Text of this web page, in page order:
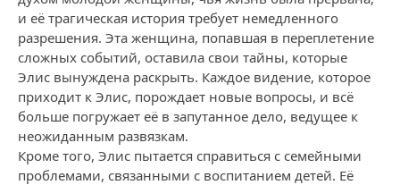
и её трагическая история требует немедленного
разрешения. Эта женщина, попавшая в переплетение
сложных событий, оставила свои тайны, которые
Элис вынуждена раскрыть. Каждое видение, которое
приходит к Элис, порождает новые вопросы, и всё
больше погружает её в запутанное дело, ведущее к
неожиданным развязкам.
Кроме того, Элис пытается справиться с семейными
проблемами, связанными с воспитанием детей. Её